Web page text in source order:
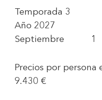
Temporada 3
Año 2027
Septiembre 1
Precios por
9.430 €